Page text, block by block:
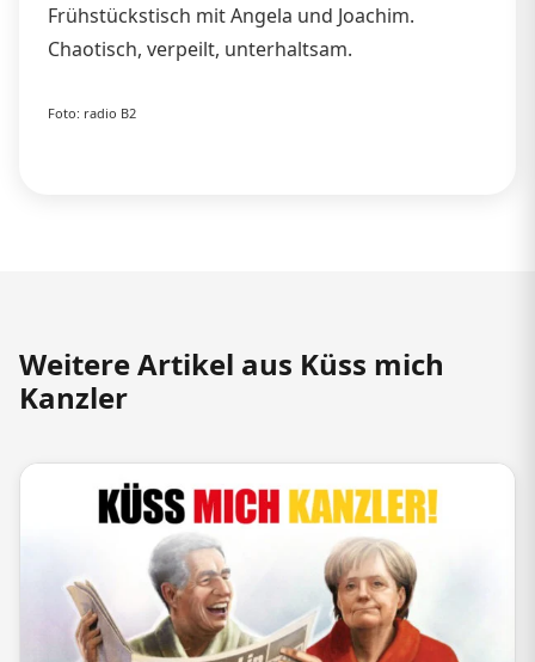
Frühstückstisch mit Angela und Joachim.
Chaotisch, verpeilt, unterhaltsam.
Foto: radio B2
Weitere Artikel aus Küss mich
Kanzler